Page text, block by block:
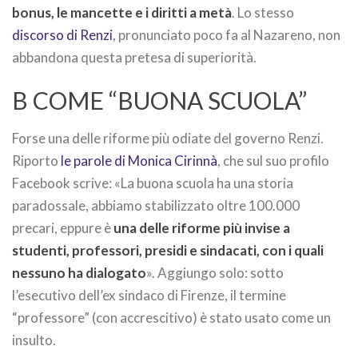
bonus, le mancette e i diritti a metà. Lo stesso
discorso di Renzi, pronunciato poco fa al Nazareno, non
abbandona questa pretesa di superiorità.
B COME “BUONA SCUOLA”
Forse una delle riforme più odiate del governo Renzi.
Riporto le parole di Monica Cirinnà, che sul suo profilo
Facebook scrive: «La buona scuola ha una storia
paradossale, abbiamo stabilizzato oltre 100.000
precari, eppure èuna delle riforme più invise a
studenti, professori, presidi e sindacati, con i quali
nessuno ha dialogato». Aggiungo solo: sotto
l’esecutivo dell’ex sindaco di Firenze, il termine
“professore” (con accrescitivo) è stato usato come un
insulto.